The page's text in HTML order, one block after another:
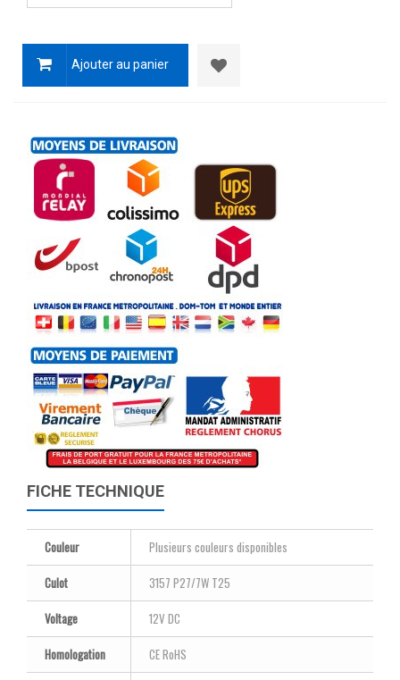
Ajouter au panier
FICHE TECHNIQUE
Couleur
Plusieurs couleurs disponibles
Culot
3157 P27/7W T25
Voltage
12V DC
Homologation
CE RoHS